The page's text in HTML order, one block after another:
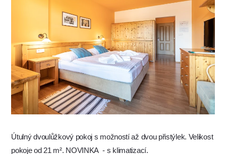
Útulný dvoulůžkový pokoj s možností až dvou přistýlek. Velikost
pokoje od 21 m². NOVINKA - s klimatizací.